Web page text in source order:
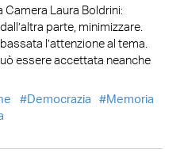
Camera Laura Boldrini:
parte, minimizzare.
l’attenzione al tema.
essere accettata neanche
Democrazia
Memoria